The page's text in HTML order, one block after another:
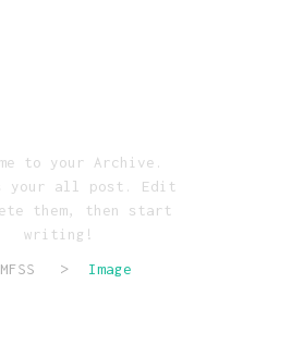
to your Archive.
your all post. Edit
them, then start
writing!
> Image